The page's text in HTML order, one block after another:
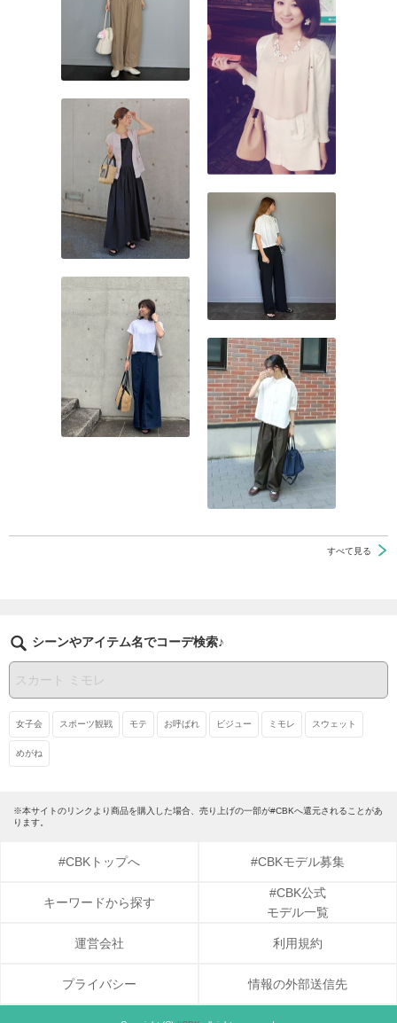
すべて見る
シーンやアイテム名でコーデ検索♪
女子会 スポーツ観戦 モテ お呼ばれ ビジュー ミモレ スウェット
めがね
※本サイトのリンクより商品を購入した場合、売り上げの一部が#CBKへ還元されることがあ
ります。
#CBKトップへ #CBKモデル募集
キーワードから探す
#CBK公式
モデル一覧
運営会社 利用規約
プライバシー 情報の外部送信先